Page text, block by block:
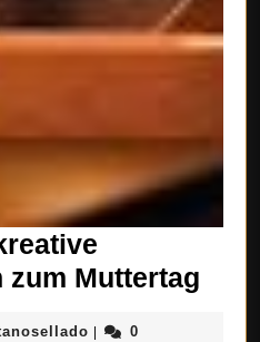
zum Muttertag
elsotanosellado
0